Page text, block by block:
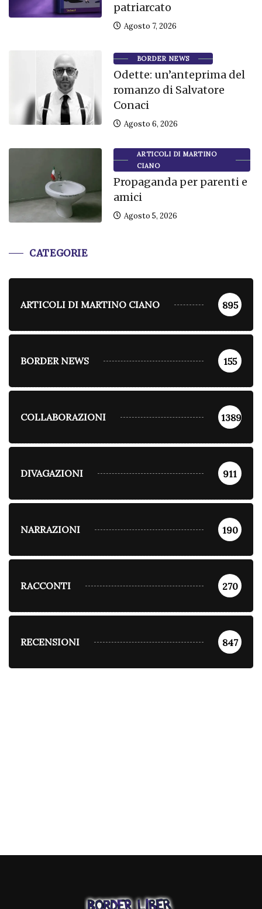
patriarcato
Agosto 7, 2026
BORDER NEWS
Odette: un’anteprima del
romanzo di Salvatore
Conaci
Agosto 6, 2026
ARTICOLI DI MARTINO
CIANO
Propaganda per parenti e
amici
Agosto 5, 2026
CATEGORIE
ARTICOLI DI MARTINO CIANO 895
BORDER NEWS 155
COLLABORAZIONI 1389
DIVAGAZIONI 911
NARRAZIONI 190
RACCONTI 270
RECENSIONI 847